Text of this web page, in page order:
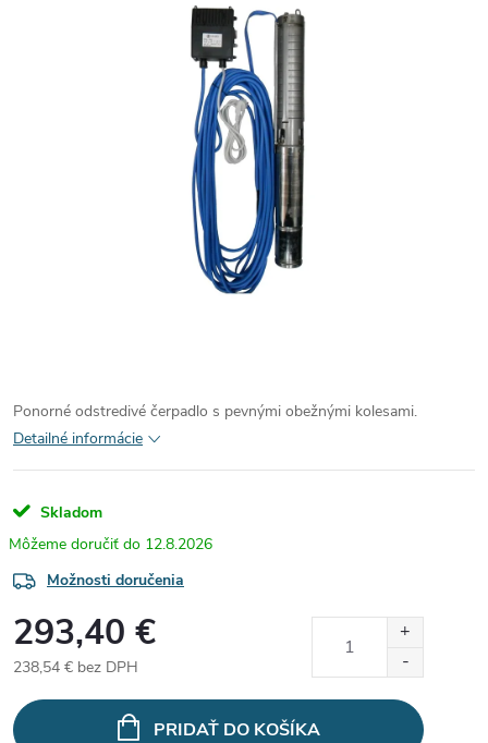
Ponorné odstredivé čerpadlo s pevnými obežnými kolesami.
Detailné informácie
Skladom
12.8.2026
Možnosti doručenia
293,40 €
238,54 € bez DPH
cena:
PRIDAŤ DO KOŠÍKA